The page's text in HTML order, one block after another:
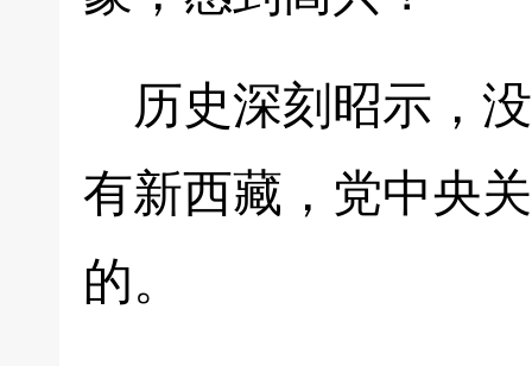
历史深刻昭示，
有新西藏，党中央
的。